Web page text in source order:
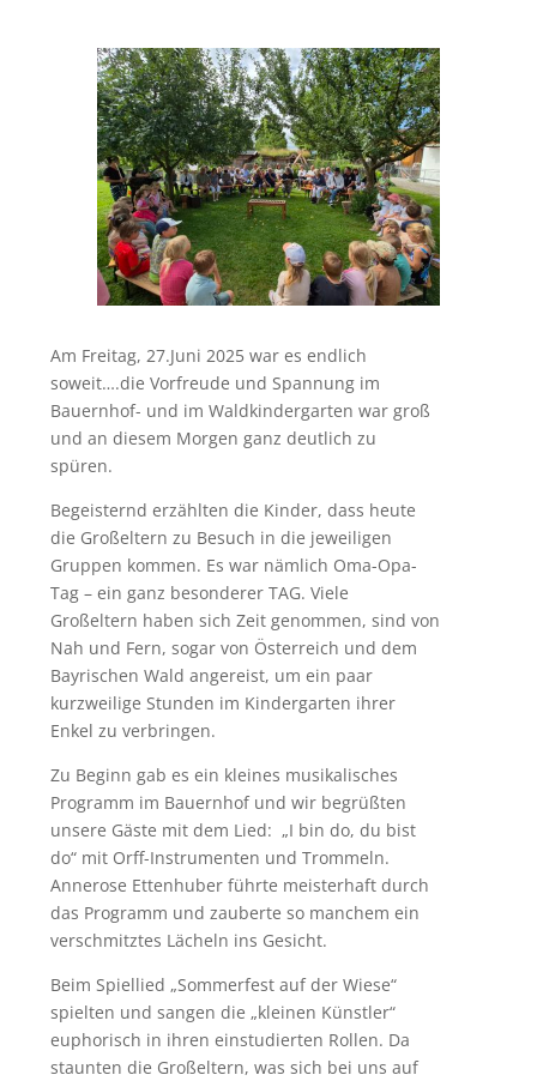
Am Freitag, 27.Juni 2025 war es endlich
soweit….die Vorfreude und Spannung im
Bauernhof- und im Waldkindergarten war groß
und an diesem Morgen ganz deutlich zu
spüren.
Begeisternd erzählten die Kinder, dass heute
die Großeltern zu Besuch in die jeweiligen
Gruppen kommen. Es war nämlich Oma-Opa-
Tag – ein ganz besonderer TAG. Viele
Großeltern haben sich Zeit genommen, sind von
Nah und Fern, sogar von Österreich und dem
Bayrischen Wald angereist, um ein paar
kurzweilige Stunden im Kindergarten ihrer
Enkel zu verbringen.
Zu Beginn gab es ein kleines musikalisches
Programm im Bauernhof und wir begrüßten
unsere Gäste mit dem Lied: „I bin do, du bist
do“ mit Orff-Instrumenten und Trommeln.
Annerose Ettenhuber führte meisterhaft durch
das Programm und zauberte so manchem ein
verschmitztes Lächeln ins Gesicht.
Beim Spiellied „Sommerfest auf der Wiese“
spielten und sangen die „kleinen Künstler“
euphorisch in ihren einstudierten Rollen. Da
staunten die Großeltern, was sich bei uns auf